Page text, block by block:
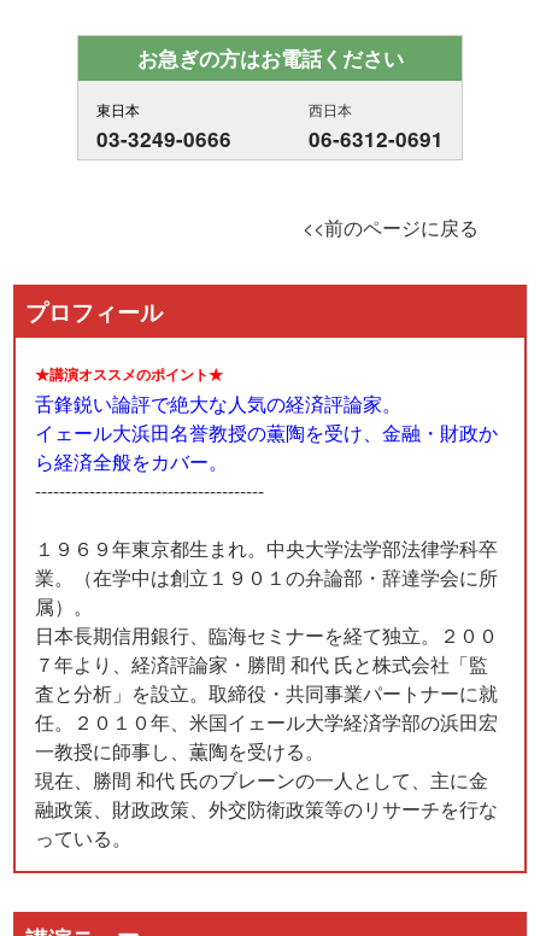
お急ぎの方はお電話ください
東日本
03-3249-0666
西日本
06-6312-0691
<<前のページに戻る
プロフィール
★講演オススメのポイント★
舌鋒鋭い論評で絶大な人気の経済評論家。
イェール大浜田名誉教授の薫陶を受け、金融・財政か
ら経済全般をカバー。
--------------------------------------
１９６９年東京都生まれ。中央大学法学部法律学科卒
業。（在学中は創立１９０１の弁論部・辞達学会に所
属）。
日本長期信用銀行、臨海セミナーを経て独立。２００
７年より、経済評論家・勝間 和代 氏と株式会社「監
査と分析」を設立。取締役・共同事業パートナーに就
任。２０１０年、米国イェール大学経済学部の浜田宏
一教授に師事し、薫陶を受ける。
現在、勝間 和代 氏のブレーンの一人として、主に金
融政策、財政政策、外交防衛政策等のリサーチを行な
っている。